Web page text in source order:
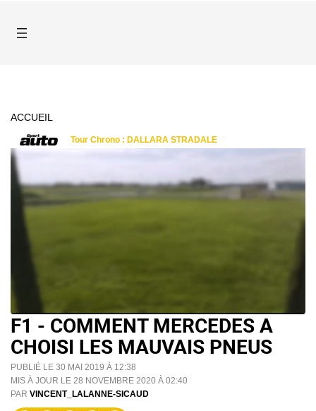
ACCUEIL
F1 - COMMENT MERCEDES A
CHOISI LES MAUVAIS PNEUS
PUBLIÉ LE 30 MAI 2019 À 12:38
MIS À JOUR LE 28 NOVEMBRE 2020 À 02:40
PAR VINCENT_LALANNE-SICAUD